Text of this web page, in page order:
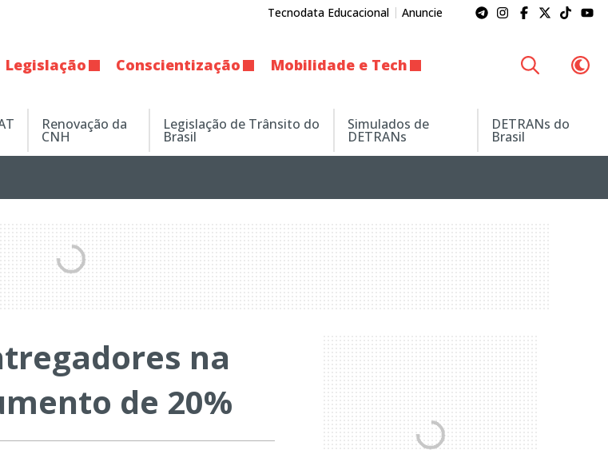
Tecnodata Educacional Anuncie
Legislação Conscientização Mobilidade e Tech
Renovação da
CNH
Legislação de Trânsito do
Brasil
Simulados de
DETRANs
DETRANs do
Brasil
na
de 20%